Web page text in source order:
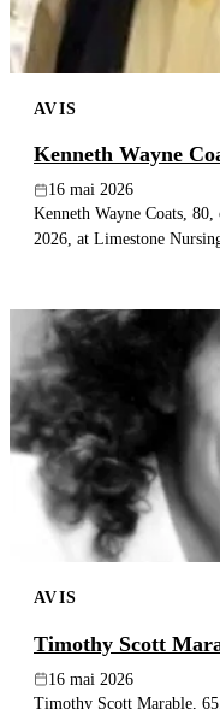
AVIS
Kenneth Wayne
16 mai 2026
Kenneth Wayne Coats, 80,
2026, at Limestone Nursing
AVIS
Timothy Scott
16 mai 2026
Timothy Scott Marable,